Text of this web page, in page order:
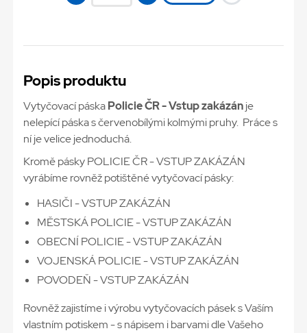
Popis produktu
Vytyčovací páskaPolicie ČR - Vstup zakázánje
nelepící páska s červenobílými kolmými pruhy. Práce s
ní je velice jednoduchá.
Kromě pásky POLICIE ČR - VSTUP ZAKÁZÁN
vyrábíme rovněž potištěné vytyčovací pásky:
HASIČI - VSTUP ZAKÁZÁN
MĚSTSKÁ POLICIE - VSTUP ZAKÁZÁN
OBECNÍ POLICIE - VSTUP ZAKÁZÁN
VOJENSKÁ POLICIE - VSTUP ZAKÁZÁN
POVODEŇ - VSTUP ZAKÁZÁN
Rovněž zajistíme i výrobu vytyčovacích pásek s Vaším
vlastním potiskem - s nápisem i barvami dle Vašeho